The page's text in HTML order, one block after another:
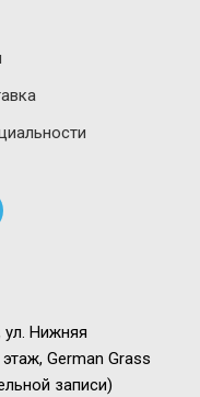
ул. Нижняя
German Grass
записи)